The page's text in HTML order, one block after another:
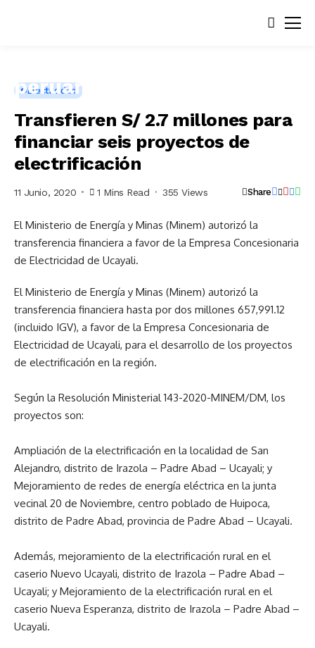
Electricidad
Transfieren S/ 2.7 millones para
financiar seis proyectos de
electrificación
11 Junio, 2020 1 Mins Read 355 Views Share
El Ministerio de Energía y Minas (Minem) autorizó la
transferencia financiera a favor de la Empresa Concesionaria
de Electricidad de Ucayali.
El Ministerio de Energía y Minas (Minem) autorizó la
transferencia financiera hasta por dos millones 657,991.12
(incluido IGV), a favor de la Empresa Concesionaria de
Electricidad de Ucayali, para el desarrollo de los proyectos
de electrificación en la región.
Según la Resolución Ministerial 143-2020-MINEM/DM, los
proyectos son:
Ampliación de la electrificación en la localidad de San
Alejandro, distrito de Irazola – Padre Abad – Ucayali; y
Mejoramiento de redes de energía eléctrica en la junta
vecinal 20 de Noviembre, centro poblado de Huipoca,
distrito de Padre Abad, provincia de Padre Abad – Ucayali.
Además, mejoramiento de la electrificación rural en el
caserio Nuevo Ucayali, distrito de Irazola – Padre Abad –
Ucayali; y Mejoramiento de la electrificación rural en el
caserio Nueva Esperanza, distrito de Irazola – Padre Abad –
Ucayali.